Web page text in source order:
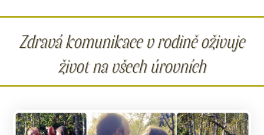
Zdravá komunikace v rodině oživuje
život na všech úrovních